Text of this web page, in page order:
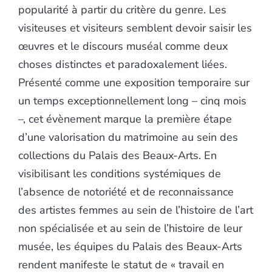
popularité à partir du critère du genre. Les
visiteuses et visiteurs semblent devoir saisir les
œuvres et le discours muséal comme deux
choses distinctes et paradoxalement liées.
Présenté comme une exposition temporaire sur
un temps exceptionnellement long – cinq mois
–, cet évènement marque la première étape
d’une valorisation du matrimoine au sein des
collections du Palais des Beaux-Arts. En
visibilisant les conditions systémiques de
l’absence de notoriété et de reconnaissance
des artistes femmes au sein de l’histoire de l’art
non spécialisée et au sein de l’histoire de leur
musée, les équipes du Palais des Beaux-Arts
rendent manifeste le statut de « travail en